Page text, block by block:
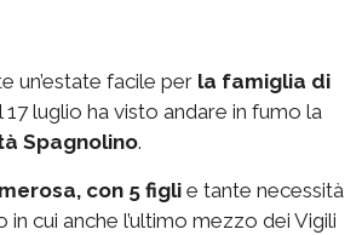
un’estate facile per la famiglia di
17 luglio ha visto andare in fumo la
Spagnolino.
con 5 figli e tante necessità
cui anche l’ultimo mezzo dei Vigili